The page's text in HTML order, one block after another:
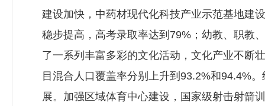
建设加快，中药材现代化科技产业示范基地建
稳步提高，高考录取率达到79%；幼教、职教
了一系列丰富多彩的文化活动，文化产业不断
目混合人口覆盖率分别上升到93.2%和94.4%
展。加强区域体育中心建设，国家级射击射箭